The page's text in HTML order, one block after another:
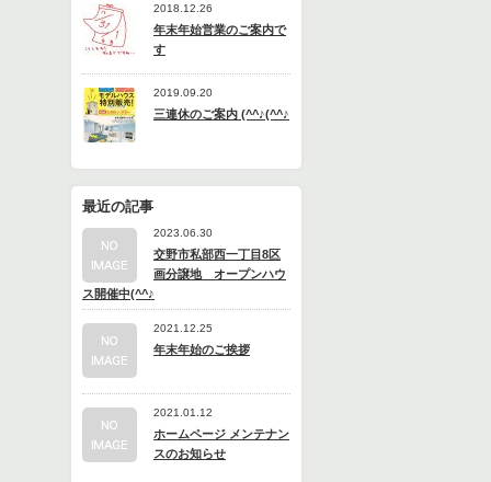
2018.12.26
年末年始営業のご案内で
す
2019.09.20
三連休のご案内 (^^♪(^^♪
最近の記事
2023.06.30
交野市私部西一丁目8区
画分譲地 オープンハウ
ス開催中(^^♪
2021.12.25
年末年始のご挨拶
2021.01.12
ホームページ メンテナン
スのお知らせ